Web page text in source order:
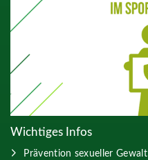
Wichtiges Infos
Prävention sexueller Gewalt